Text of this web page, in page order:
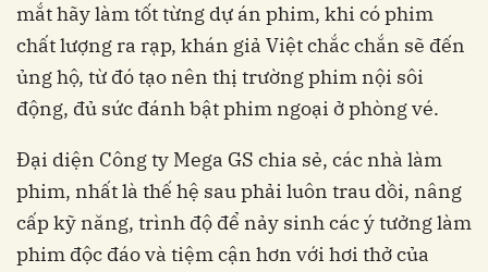
mắt hãy làm tốt từng dự án phim, khi có phim
chất lượng ra rạp, khán giả Việt chắc chắn sẽ đến
ủng hộ, từ đó tạo nên thị trường phim nội sôi
động, đủ sức đánh bật phim ngoại ở phòng vé.
Đại diện Công ty Mega GS chia sẻ, các nhà làm
phim, nhất là thế hệ sau phải luôn trau dồi, nâng
cấp kỹ năng, trình độ để nảy sinh các ý tưởng làm
phim độc đáo và tiệm cận hơn với hơi thở của